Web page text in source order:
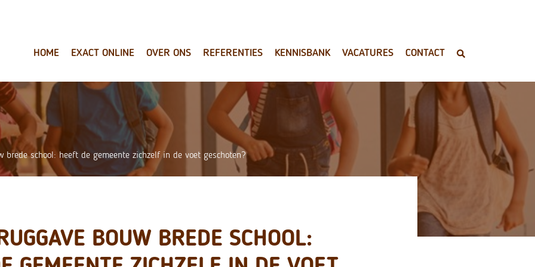
HOME EXACT ONLINE OVER ONS REFERENTIES KENNISBANK VACATURES CONTACT
brede school: heeft de gemeente zichzelf in de voet geschoten?
BOUW BREDE SCHOOL: